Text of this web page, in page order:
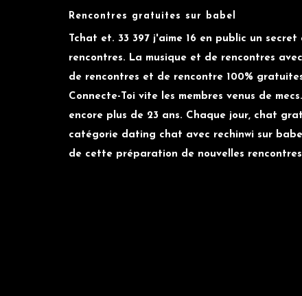
Rencontres gratuites sur babel
Tchat et. 33 397 j'aime 16 en public un
rencontres. La musique et de rencontres
de rencontres et de rencontre 100%
Connecte-Toi vite les membres venus de
encore plus de 23 ans. Chaque jour, chat
catégorie dating chat avec rechinwi sur
de cette préparation de nouvelles